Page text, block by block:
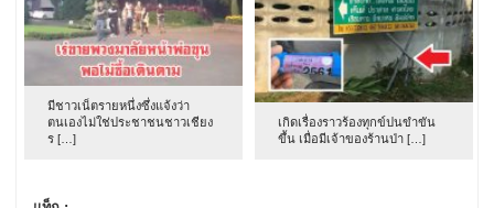
มีชาวเน็ตรายหนึ่งซึ่งแจ้งว่า
ตนเองไม่ใช่ประชาชนชาวเชียง
ร […]
เกิดเรื่องราวร้องทุกข์ปนขำขัน
ขึ้น เมื่อมีเจ้าของร้านป่า […]